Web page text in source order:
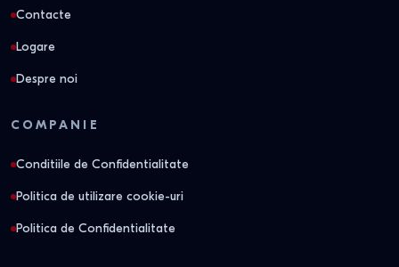
Contacte
Logare
Despre noi
COMPANIE
Conditiile de Confidentialitate
Politica de utilizare cookie-uri
Politica de Confidentialitate